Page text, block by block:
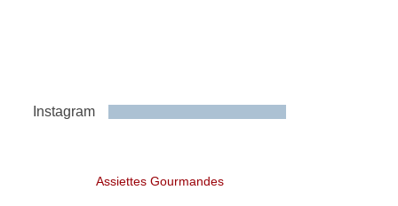
Instagram
Assiettes Gourmandes